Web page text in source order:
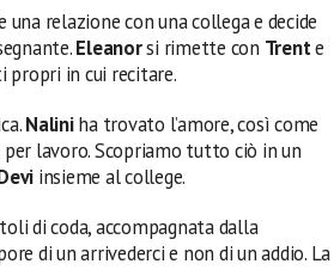
relazione con una collega e decide
Eleanorsi rimette con Trente
propri in cui recitare.
Naliniha trovato l’amore, così come
lavoro. Scopriamo tutto ciò in un
insieme al college.
di coda, accompagnata dalla
di un arrivederci e non di un addio. La